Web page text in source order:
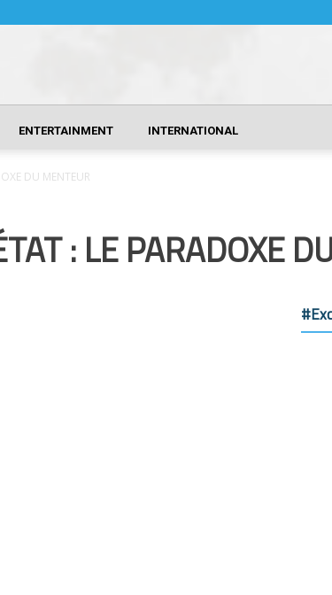
ENTERTAINMENT INTERNATIONAL
DU MENTEUR
: LE PARADOXE